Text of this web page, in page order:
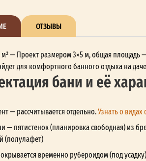
ОТЗЫВЫ
м² — Проект размером 3×5 м, общая площадь
для комфортного банного отдыха на
бани и её
— рассчитывается отдельно.Узнать о
— пятистенок (планировка свободная) из
(полулафет)
временно рубероидом (под усадку)